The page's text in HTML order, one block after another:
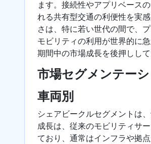
ます。接続性やアプリベース
れる共有型交通の利便性を実
さは、特に若い世代の間で、
モビリティの利用が世界的に
期間中の市場成長を後押しして
市場セグメンテー
車両別
シェアビークルセグメントは
成長は、従来のモビリティサ
ており、通常はインフラや拠